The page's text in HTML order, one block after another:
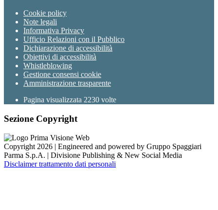
Cookie policy
Note legali
Informativa Privacy
Ufficio Relazioni con il Pubblico
Dichiarazione di accessibilità
Obiettivi di accessibilità
Whistleblowing
Gestione consensi cookie
Amministrazione trasparente
Pagina visualizzata 2230 volte
Sezione Copyright
Copyright 2026 | Engineered and powered by Gruppo Spaggiari
Parma S.p.A. | Divisione Publishing & New Social Media
Disclaimer trattamento dati personali